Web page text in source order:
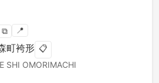
⧉ 📍
町袴形 📋
SHI OMORIMACHI